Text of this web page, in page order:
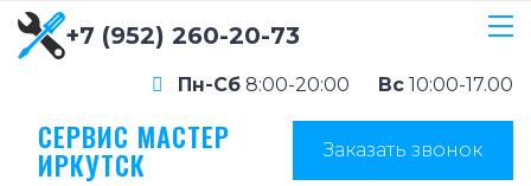
+7 (952) 260-20-73
Пн-Сб 8:00-20:00 Вс 10:00-17.00
СЕРВИС МАСТЕР
ИРКУТСК Заказать звонок